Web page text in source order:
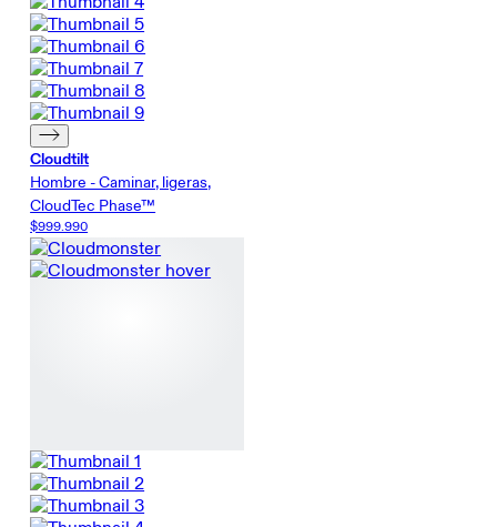
Cloudtilt
Hombre - Caminar, ligeras,
CloudTec Phase™
$999.990